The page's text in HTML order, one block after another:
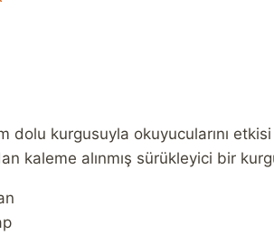
dolu kurgusuyla okuyucularını etkisi
kaleme alınmış sürükleyici bir